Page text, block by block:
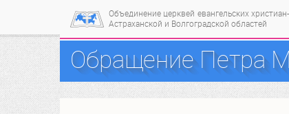
Объединение церквей евангельских
Астраханской и Волгоградской областей
Обращение Петра